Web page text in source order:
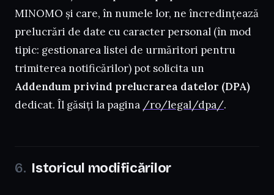
MINOMO și care, în numele lor, ne încredințează
prelucrări de date cu caracter personal (în mod
tipic: gestionarea listei de urmăritori pentru
trimiterea notificărilor) pot solicita un
Addendum privind prelucrarea datelor (DPA)
dedicat. Îl găsiți la pagina /ro/legal/dpa/.
Istoricul modificărilor